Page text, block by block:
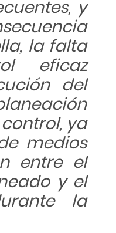
y
la falta
eficaz
del
ya
medios
entre el
y el
la